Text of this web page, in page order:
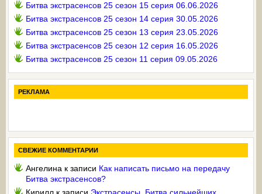
Битва экстрасенсов 25 сезон 15 серия 06.06.2026
Битва экстрасенсов 25 сезон 14 серия 30.05.2026
Битва экстрасенсов 25 сезон 13 серия 23.05.2026
Битва экстрасенсов 25 сезон 12 серия 16.05.2026
Битва экстрасенсов 25 сезон 11 серия 09.05.2026
РЕКЛАМА
СВЕЖИЕ КОММЕНТАРИИ
Ангелина к записи Как написать письмо на передачу
Битва экстрасенсов?